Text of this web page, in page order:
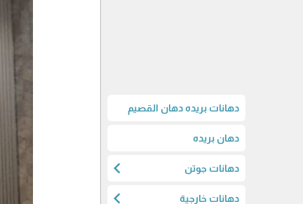
دهانات بريده دهان القصيم
دهان بريده
دهانات جوتن chevron_left
دهانات خارجية chevron_left